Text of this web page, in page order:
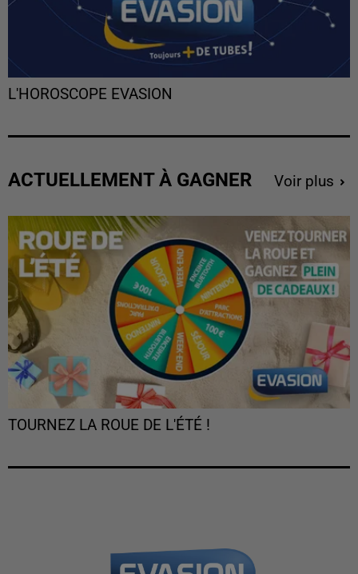
L'HOROSCOPE EVASION
ACTUELLEMENT À GAGNER Voir plus
TOURNEZ LA ROUE DE L'ÉTÉ !